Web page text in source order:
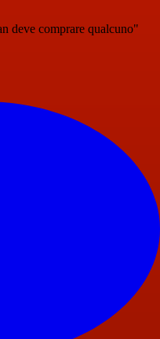
deve comprare qualcuno"